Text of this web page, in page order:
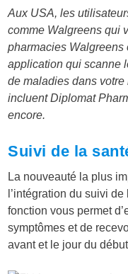
Aux USA, les
comme Walgreens qui
pharmacies
application qui scanne
de maladies dans votre
incluent Diplomat
encore.
Suivi de la
La nouveauté la plus
l’intégration du suivi
fonction vous permet
symptômes et de
avant et le jour du